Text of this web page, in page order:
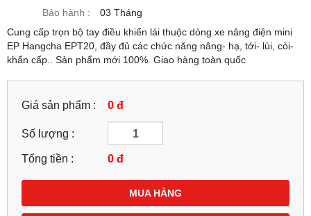
Bảo hành :
03 Tháng
Cung cấp trọn bộ tay điều khiển lái thuộc dòng xe nâng điện mini
EP Hangcha EPT20, đầy đủ các chức năng nâng- hạ, tới- lùi, còi-
khẩn cấp.. Sản phẩm mới 100%. Giao hàng toàn quốc
Giá sản phẩm : 0 đ
Số lượng :
Tổng tiền : 0 đ
MUA HÀNG